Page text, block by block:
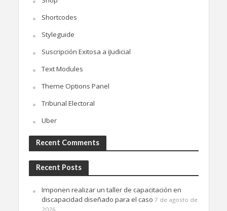
Shortcodes
Styleguide
Suscripción Exitosa a iJudicial
Text Modules
Theme Options Panel
Tribunal Electoral
Uber
Recent Comments
Recent Posts
Imponen realizar un taller de capacitación en
discapacidad diseñado para el caso 7 de agosto de
2026